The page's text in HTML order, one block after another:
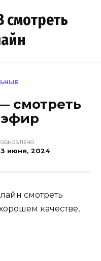
смотреть
смотреть
ОБНОВЛЕНО
3 июня, 2024
смотреть
качестве,